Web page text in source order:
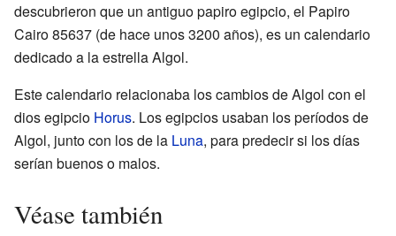
descubrieron que un antiguo papiro egipcio, el Papiro
Cairo 85637 (de hace unos 3200 años), es un calendario
dedicado a la estrella Algol.
Este calendario relacionaba los cambios de Algol con el
dios egipcio Horus. Los egipcios usaban los períodos de
Algol, junto con los de la Luna, para predecir si los días
serían buenos o malos.
Véase también